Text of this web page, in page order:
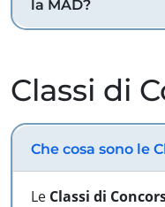
la MAD?
Classi di
Che cosa sono le
Le Classi di